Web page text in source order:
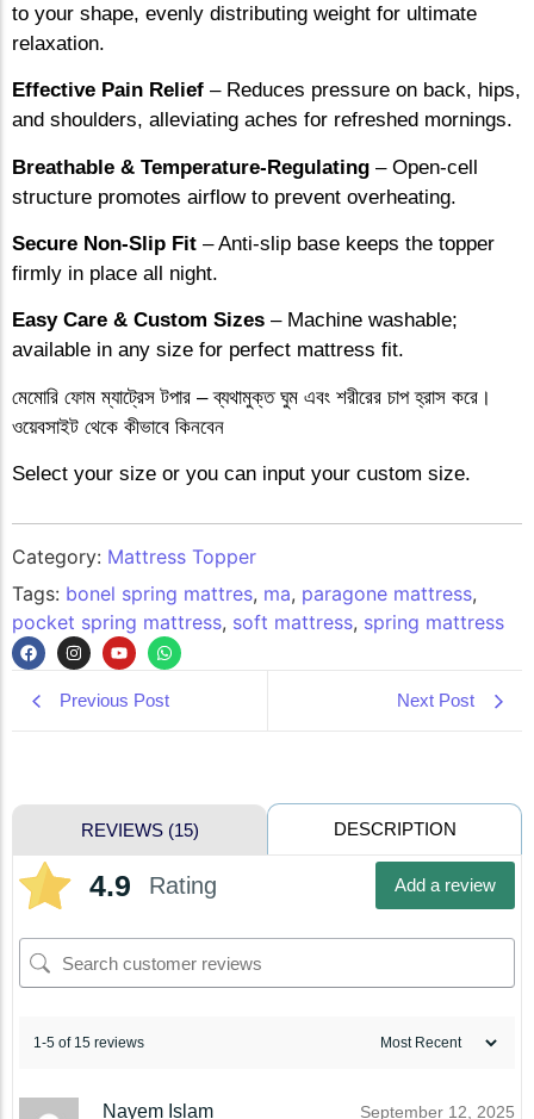
to your shape, evenly distributing weight for ultimate
relaxation.
Effective Pain Relief – Reduces pressure on back, hips,
and shoulders, alleviating aches for refreshed mornings.
Breathable & Temperature-Regulating – Open-cell
structure promotes airflow to prevent overheating.
Secure Non-Slip Fit – Anti-slip base keeps the topper
firmly in place all night.
Easy Care & Custom Sizes – Machine washable;
available in any size for perfect mattress fit.
মেমোরি ফোম ম্যাট্রেস টপার – ব্যথামুক্ত ঘুম এবং শরীরের চাপ হ্রাস করে।
ওয়েবসাইট থেকে কীভাবে কিনবেন
Select your size or you can input your custom size.
Category: Mattress Topper
Tags: bonel spring mattres, ma, paragone mattress,
pocket spring mattress, soft mattress, spring mattress
Previous Post Next Post
REVIEWS (15) DESCRIPTION
4.9 Rating Add a review
1-5 of 15 reviews
Nayem Islam September 12, 2025